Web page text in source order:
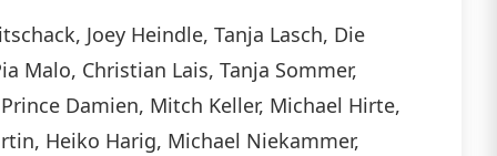
Joey Heindle, Tanja Lasch, Die
Malo, Christian Lais, Tanja Sommer,
Damien, Mitch Keller, Michael Hirte,
Heiko Harig, Michael Niekammer,